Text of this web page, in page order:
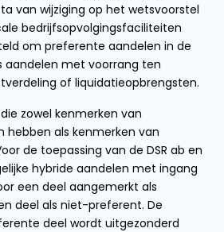
van wijziging op het wetsvoorstel
bedrijfsopvolgingsfaciliteiten
om preferente aandelen in de
aandelen met voorrang ten
of liquidatieopbrengsten.
zowel kenmerken van
hebben als kenmerken van
de toepassing van de DSR ab en
hybride aandelen met ingang
een deel aangemerkt als
deel als niet-preferent. De
deel wordt uitgezonderd